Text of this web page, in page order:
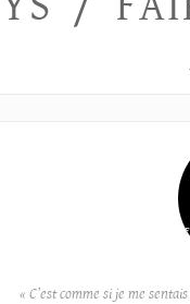
« C’est comme si je me